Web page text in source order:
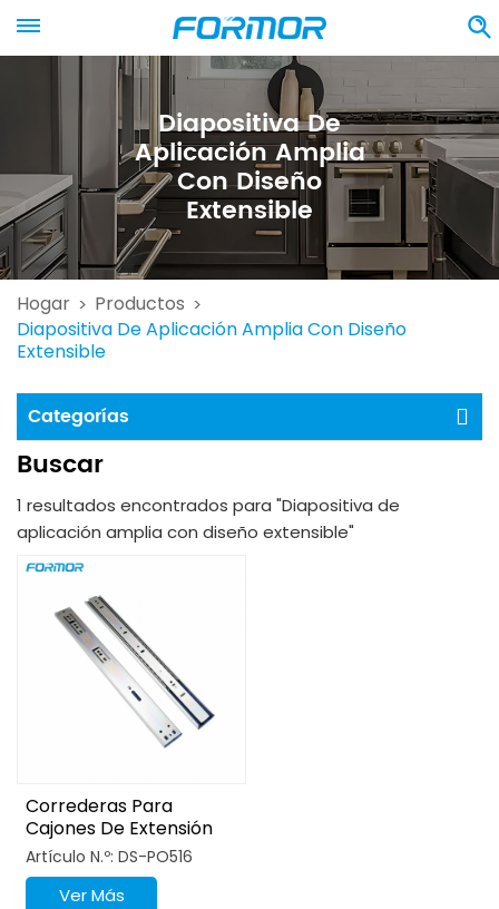
Diapositiva De
Aplicación Amplia
Con Diseño
Extensible
Hogar > Productos >
Diapositiva De Aplicación Amplia Con Diseño
Extensible
Categorías
Buscar
1 resultados encontrados para "Diapositiva de
aplicación amplia con diseño extensible"
Correderas Para
Cajones De Extensión
Completa De 3 Pliegues
Con Apertura Por
Presión
Artículo N.º: DS-PO516
Ver Más